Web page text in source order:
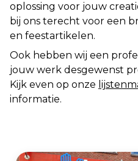
oplossing voor jouw
bij ons terecht voor een
en feestartikelen.
Ook hebben wij een
jouw werk desgewenst
Kijk even op onze
informatie.